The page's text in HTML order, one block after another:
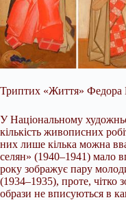
Триптих «Життя» Федора
У Національному
кількість живописних
них лише кілька можна
селян» (1940–1941) мало
року зображує пару
(1934–1935), проте, чітко
образи не вписуються в